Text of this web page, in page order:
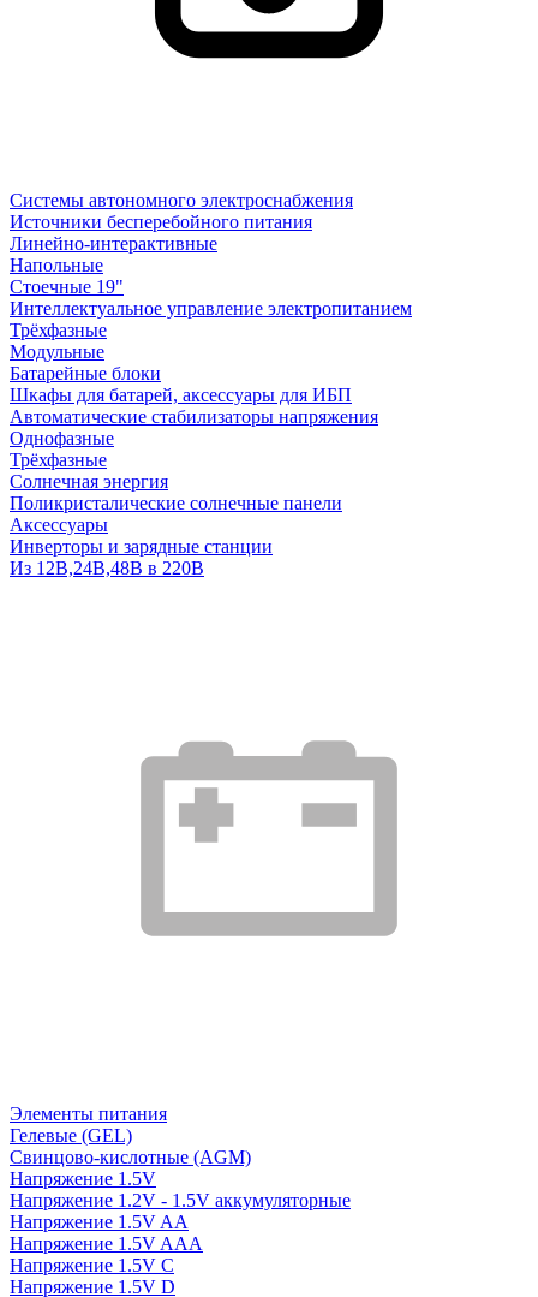
Системы автономного электроснабжения
Источники бесперебойного питания
Линейно-интерактивные
Напольные
Стоечные 19"
Интеллектуальное управление электропитанием
Трёхфазные
Модульные
Батарейные блоки
Шкафы для батарей, аксессуары для ИБП
Автоматические стабилизаторы напряжения
Однофазные
Трёхфазные
Солнечная энергия
Поликристалические солнечные панели
Аксессуары
Инверторы и зарядные станции
Из 12В,24В,48В в 220В
Элементы питания
Гелевые (GEL)
Свинцово-кислотные (AGM)
Напряжение 1.5V
Напряжение 1.2V - 1.5V аккумуляторные
Напряжение 1.5V AA
Напряжение 1.5V AAA
Напряжение 1.5V C
Напряжение 1.5V D